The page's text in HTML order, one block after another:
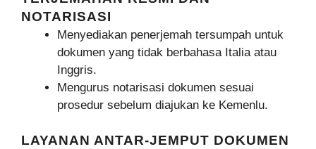
NOTARISASI
Menyediakan penerjemah tersumpah untuk
dokumen yang tidak berbahasa Italia atau
Inggris.
Mengurus notarisasi dokumen sesuai
prosedur sebelum diajukan ke Kemenlu.
LAYANAN ANTAR-JEMPUT DOKUMEN